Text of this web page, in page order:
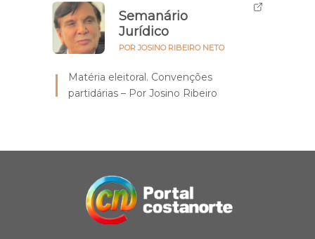
Semanário
Jurídico
POR JOSINO RIBEIRO NETO
Matéria eleitoral. Convenções
partidárias – Por Josino Ribeiro